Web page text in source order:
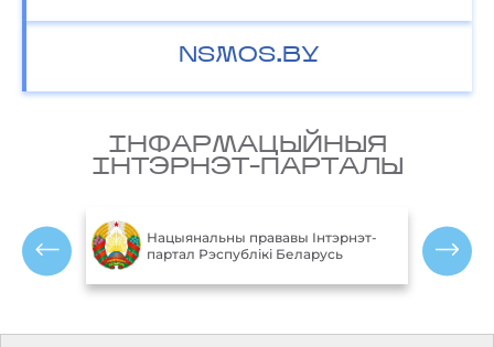
NSMOS.BY
IНФАРМАЦЫЙНЫЯ
IНТЭРНЭТ-ПАРТАЛЫ
Нацыянальны прававы Інтэрнэт-
партал Рэспублікі Беларусь